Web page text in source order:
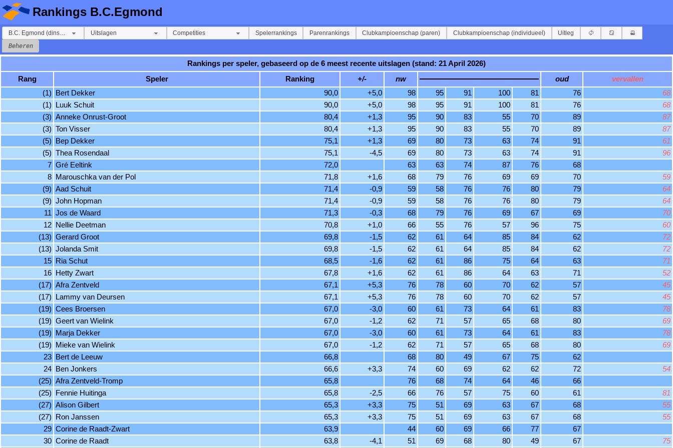
Rankings B.C.Egmond
B.C. Egmond (dinsdag avond) Uitslagen Competities Spelerrankings Parenrankings Clubkampioenschap (paren) Clubkampioenschap (individueel) Uitleg
Beheren
Rankings per speler, gebaseerd op de 6 meest recente uitslagen (stand: 21 April 2026)
Rang
Speler Ranking +/- nw oud
vervallen
(1)
Bert Dekker 90,0 +5,0 98 95 91 100 81 76
68
(1)
Luuk Schuit 90,0 +5,0 98 95 91 100 81 76
68
(3) Anneke Onrust-Groot 80,4 +1,3 95 90 83 55 70 89
87
(3) Ton Visser 80,4 +1,3 95 90 83 55 70 89
87
(5)
Bep Dekker 75,1 +1,3 69 80 73 63 74 91
61
(5) Thea Rosendaal 75,1 -4,5 69 80 73 63 74 91
96
7 Gré Eeltink 72,0 63 63 74 87 76
68
8
Marouschka van der Pol 71,8 +1,6 68 79 76 69 69 70
59
(9) Aad Schuit 71,4 -0,9 59 58 76 76 80 79
64
(9) John Hopman 71,4 -0,9 59 58 76 76 80 79
64
11 Jos de Waard 71,3 -0,3 68 79 76 69 67 69
70
12
Nellie Deetman 70,8 +1,0 66 55 76 57 96 75
60
(13) Gerard Groot 69,8 -1,5 62 61 64 85 84 62
72
(13) Jolanda Smit 69,8 -1,5 62 61 64 85 84 62
72
15
Ria Schut 68,5 -1,6 62 61 86 75 64 63
71
16
Hetty Zwart 67,8 +1,6 62 61 86 64 63 71
52
(17) Afra Zentveld 67,1 +5,3 76 78 60 70 62 57
45
(17)
Lammy van Deursen 67,1 +5,3 76 78 60 70 62 57
45
(19) Cees Broersen 67,0 -3,0 60 61 73 64 61 83
78
(19) Geert van Wielink 67,0 -1,2 62 71 57 65 68 80
69
(19)
Marja Dekker 67,0 -3,0 60 61 73 64 61 83
78
(19)
Mieke van Wielink 67,0 -1,2 62 71 57 65 68 80
69
23
Bert de Leeuw 66,8 68 80 49 67 75
62
24
Ben Jonkers 66,6 +3,3 74 60 69 62 62 72
54
(25) Afra Zentveld-Tromp 65,8 76 68 74 64 46
66
(25)
Fennie Huitinga 65,8 -2,5 66 76 57 75 60 61
81
(27) Alison Gilbert 65,3 +3,3 75 51 69 63 67 68
55
(27)
Ron Janssen 65,3 +3,3 75 51 69 63 67 68
55
29 Corine de Raadt-Zwart 63,9 44 60 69 66 77
67
30 Corine de Raadt 63,8 -4,1 51 69 68 80 49 67 75